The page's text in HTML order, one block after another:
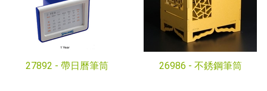
27892 - 帶日曆筆筒 26986 - 不銹鋼筆筒